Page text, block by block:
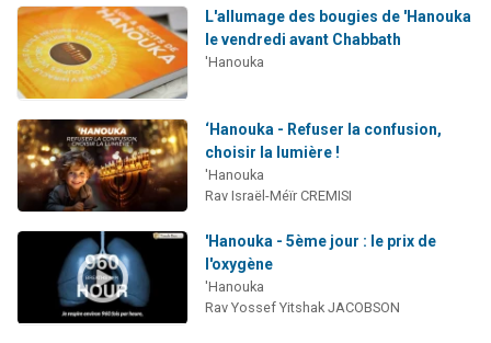
L'allumage des bougies de 'Hanouka
le vendredi avant Chabbath
'Hanouka
‘Hanouka - Refuser la confusion,
choisir la lumière !
'Hanouka
Rav Israël-Méïr CREMISI
'Hanouka - 5ème jour : le prix de
l'oxygène
'Hanouka
Rav Yossef Yitshak JACOBSON